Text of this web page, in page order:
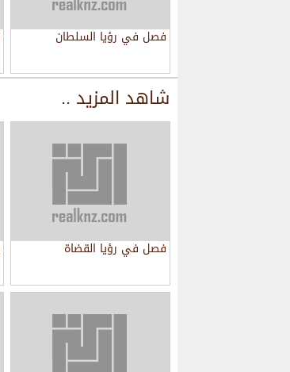
فصل في رؤيا السلطان
شاهد المزيد ..
فصل في رؤيا القضاة